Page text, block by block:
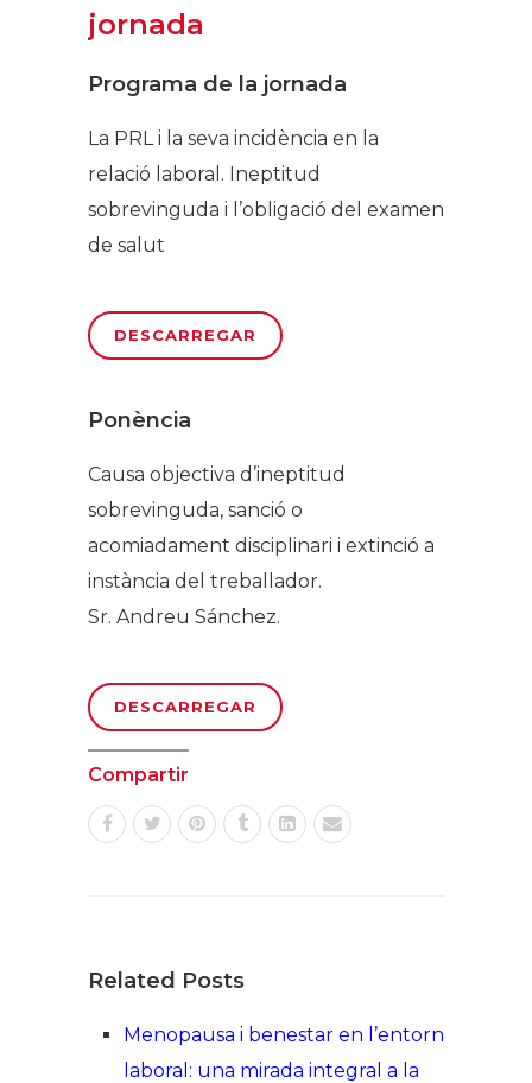
jornada
Programa de la jornada
La PRL i la seva incidència en la
relació laboral. Ineptitud
sobrevinguda i l’obligació del examen
de salut
DESCARREGAR
Ponència
Causa objectiva d’ineptitud
sobrevinguda, sanció o
acomiadament disciplinari i extinció a
instància del treballador.
Sr. Andreu Sánchez.
DESCARREGAR
Compartir
Related Posts
Menopausa i benestar en l’entorn
laboral: una mirada integral a la